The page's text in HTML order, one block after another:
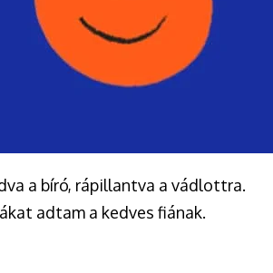
a bíró, rápillantva a vádlottra.
adtam a kedves fiának.